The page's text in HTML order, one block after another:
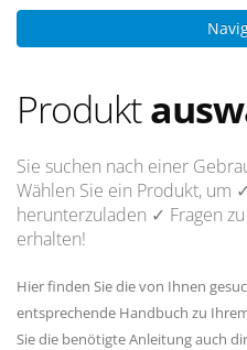
Produkt
Sie suchen nach einer
Wählen Sie ein Produkt, um
herunterzuladen ✓ Fragen
erhalten!
Hier finden Sie die von Ihnen
entsprechende Handbuch zu
Sie die benötigte Anleitung auch